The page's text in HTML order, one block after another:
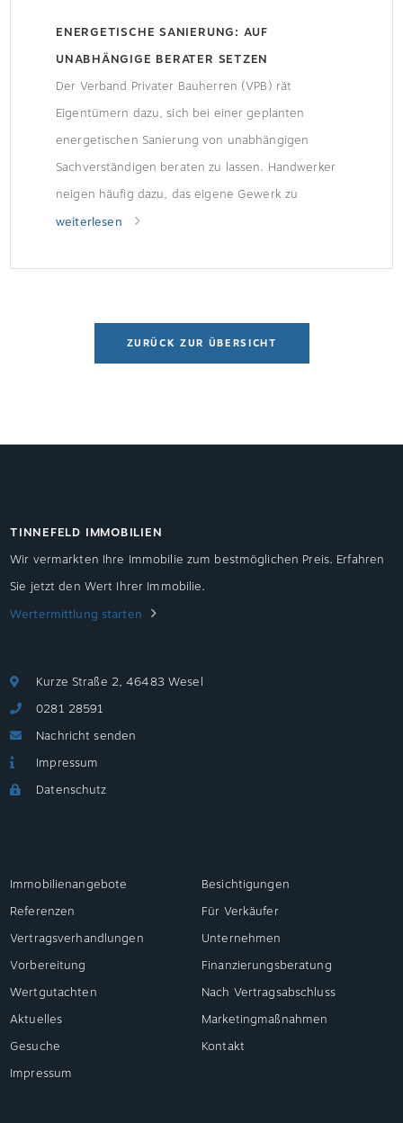
ENERGETISCHE SANIERUNG: AUF
UNABHÄNGIGE BERATER SETZEN
Der Verband Privater Bauherren (VPB) rät
Eigentümern dazu, sich bei einer geplanten
energetischen Sanierung von unabhängigen
Sachverständigen beraten zu lassen. Handwerker
neigen häufig dazu, das eigene Gewerk zu
empfehlen.
weiterlesen
ZURÜCK ZUR ÜBERSICHT
TINNEFELD IMMOBILIEN
Wir vermarkten Ihre Immobilie zum bestmöglichen Preis. Erfahren
Sie jetzt den Wert Ihrer Immobilie.
Wertermittlung starten
Kurze Straße 2, 46483 Wesel
0281 28591
Nachricht senden
Impressum
Datenschutz
Immobilienangebote
Besichtigungen
Referenzen
Für Verkäufer
Vertragsverhandlungen
Unternehmen
Vorbereitung
Finanzierungsberatung
Wertgutachten
Nach Vertragsabschluss
Aktuelles
Marketingmaßnahmen
Gesuche
Kontakt
Impressum